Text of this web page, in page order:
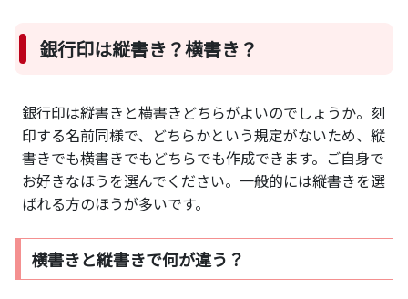
銀行印は縦書き？横書き？
銀行印は縦書きと横書きどちらがよいのでしょうか。刻
印する名前同様で、どちらかという規定がないため、縦
書きでも横書きでもどちらでも作成できます。ご自身で
お好きなほうを選んでください。一般的には縦書きを選
ばれる方のほうが多いです。
横書きと縦書きで何が違う？